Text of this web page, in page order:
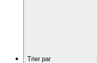
Trier par